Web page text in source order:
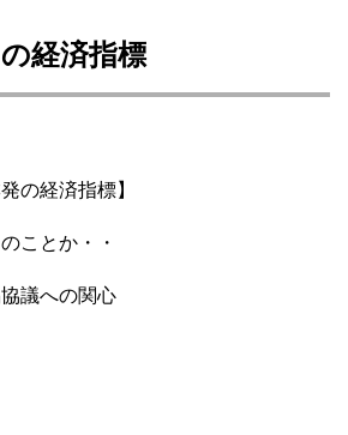
経済指標
の経済指標】
ことか・・
議への関心